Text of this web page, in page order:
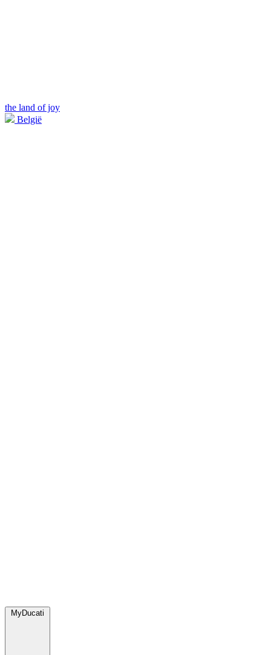
the land of joy
België
MyDucati